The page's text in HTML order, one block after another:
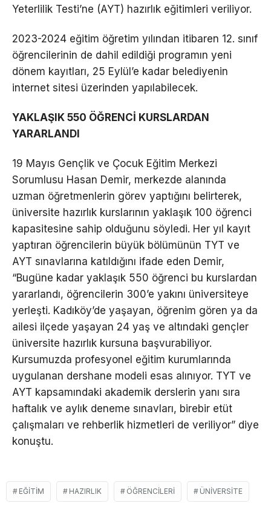
Yeterlilik Testi’ne (AYT) hazırlık eğitimleri veriliyor.
2023-2024 eğitim öğretim yılından itibaren 12. sınıf
öğrencilerinin de dahil edildiği programın yeni
dönem kayıtları, 25 Eylül’e kadar belediyenin
internet sitesi üzerinden yapılabilecek.
YAKLAŞIK 550 ÖĞRENCİ KURSLARDAN
YARARLANDI
19 Mayıs Gençlik ve Çocuk Eğitim Merkezi
Sorumlusu Hasan Demir, merkezde alanında
uzman öğretmenlerin görev yaptığını belirterek,
üniversite hazırlık kurslarının yaklaşık 100 öğrenci
kapasitesine sahip olduğunu söyledi. Her yıl kayıt
yaptıran öğrencilerin büyük bölümünün TYT ve
AYT sınavlarına katıldığını ifade eden Demir,
“Bugüne kadar yaklaşık 550 öğrenci bu kurslardan
yararlandı, öğrencilerin 300’e yakını üniversiteye
yerleşti. Kadıköy’de yaşayan, öğrenim gören ya da
ailesi ilçede yaşayan 24 yaş ve altındaki gençler
üniversite hazırlık kursuna başvurabiliyor.
Kursumuzda profesyonel eğitim kurumlarında
uygulanan dershane modeli esas alınıyor. TYT ve
AYT kapsamındaki akademik derslerin yanı sıra
haftalık ve aylık deneme sınavları, birebir etüt
çalışmaları ve rehberlik hizmetleri de veriliyor” diye
konuştu.
EĞITIM HAZIRLIK ÖĞRENCILERI ÜNIVERSITE